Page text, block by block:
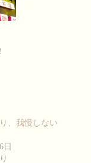
、我慢しない
日